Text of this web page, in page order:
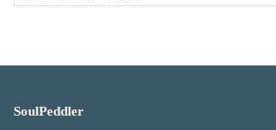
SoulPeddler